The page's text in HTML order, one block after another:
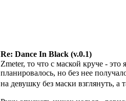
Re: Dance In Black (v.0.1)
Zmeter, то что с маской круче -
планировалось, но без нее
на девушку без маски взглянуть, а